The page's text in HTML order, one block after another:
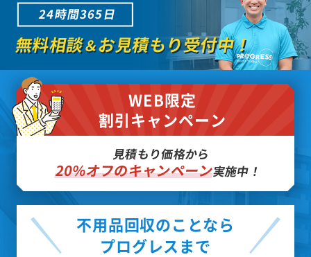
24時間365日
無料相談＆お見積もり受付中！
WEB限定
割引キャンペーン
見積もり価格から
20%オフのキャンペーン実施中！
不用品回収のことなら
プログレスまで